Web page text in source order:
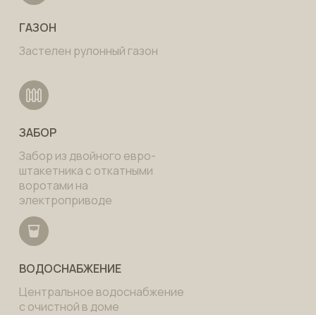
ГАЗОН
Застелен рулонный газон
ЗАБОР
Забор из двойного евро-
штакетника с откатными
воротами на
электроприводе
ВОДОСНАБЖЕНИЕ
Центральное водоснабжение
с очистной в доме